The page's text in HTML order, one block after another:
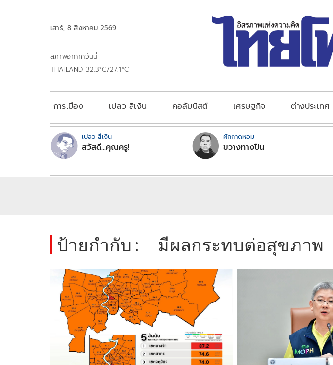
เสาร์, 8 สิงหาคม 2569
สภาพอากาศวันนี้
THAILAND 32.3°C/27.1°C
การเมือง เปลว สีเงิน คอลัมนิสต์ เศรษฐกิจ ต่างประเทศ
เปลว สีเงิน
สวัสดี...คุณครู!
ผักกาดหอม
ขวางทางปืน
ป้ายกำกับ : มีผลกระทบต่อสุขภาพ